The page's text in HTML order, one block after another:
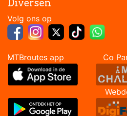
Diversen
Volg ons op
MTBroutes app Co